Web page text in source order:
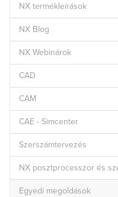
NX termékleírások
NX Blog
NX Webinárok
CAD
CAM
CAE - Simcenter
Szerszámtervezés
NX posztprocesszor és
Egyedi megoldások